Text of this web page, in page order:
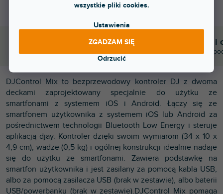
wszystkie pliki cookies.
Ustawienia
Odrzucić
ZGADZAM SIĘ
Błyskawiczna dostawa Komunikacja i
Chwalicie nas za
DJControl Mix to bezprzewodowy kontroler DJ z dwoma
deckami zaprojektowany specjalnie do użytku ze
smartfonami z systemem iOS i Android. Łączy się ze
smartfonem użytkownika z systemem iOS lub Android za
pośrednictwem technologii Bluetooth Low Energy i steruje
aplikacją djay. Kontroler dzięki swoim wymiarom (34 x 10 x
4,9 cm), wadze (0,5 kg) i ogólnej konstrukcji idealnie nadaje
się do użytku ze smartfonami. Zawiera podstawkę na
smartfon użytkownika i jest zasilany za pomocą kabla USB,
albo za pomocą zasilacza USB (brak w zestawie), albo baterii
USB/powerbanku (brak w zestawie).DJControl Mix pomaga